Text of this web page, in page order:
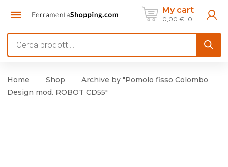
My cart
0,00 € 0
search
Home Shop
Archive by "Pomolo fisso Colombo
Design mod. ROBOT CD55"